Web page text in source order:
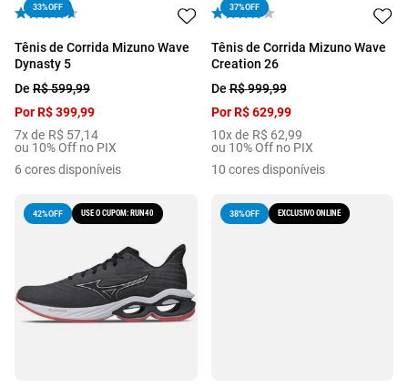
33%OFF
Tênis de Corrida Mizuno Wave
Dynasty 5
De R$599,99
PorR$399,99
7x de R$ 57,14
ou 10% Off no PIX
6 cores disponíveis
37%OFF
Tênis de Corrida Mizuno Wave
Creation 26
DeR$999,99
PorR$ 629,99
10x de R$ 62,99
ou 10% Off no PIX
10 cores disponíveis
42%OFF USE O CUPOM: RUN40 38%OFF EXCLUSIVO ONLINE